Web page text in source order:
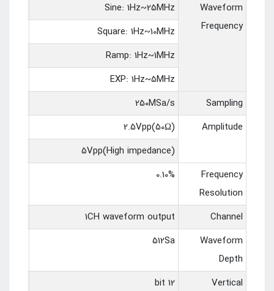
Waveform
Frequency
Sine: 1Hz~25MHz
Square: 1Hz~10MHz
Ramp: 1Hz~1MHz
EXP: 1Hz~5MHz
Sampling
250MSa/s
Amplitude
2.5Vpp(50Ω)
5Vpp(High impedance)
Frequency
Resolution
0.10%
Channel
1CH waveform output
Waveform
Depth
512Sa
Vertical
12 bit